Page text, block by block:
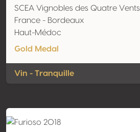
SCEA Vignobles des Quatre Vents
France - Bordeaux
Haut-Médoc
Gold Medal
Vin - Tranquille